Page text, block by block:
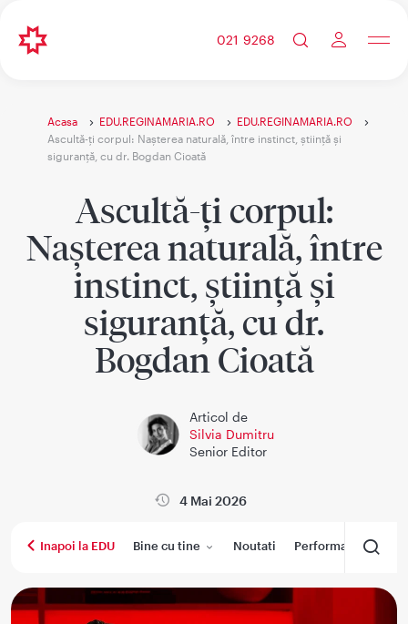
021 9268
Acasa EDU.REGINAMARIA.RO
EDU.REGINAMARIA.RO
Ascultă-ți corpul: Nașterea naturală, între instinct, știință și
siguranță, cu dr. Bogdan Cioată
Ascultă-ți corpul:
Nașterea naturală, între
instinct, știință și
siguranță, cu dr.
Bogdan Cioată
Articol de
Silvia Dumitru
Senior Editor
4 Mai 2026
Inapoi la EDU Bine cu tine Noutati Performanta